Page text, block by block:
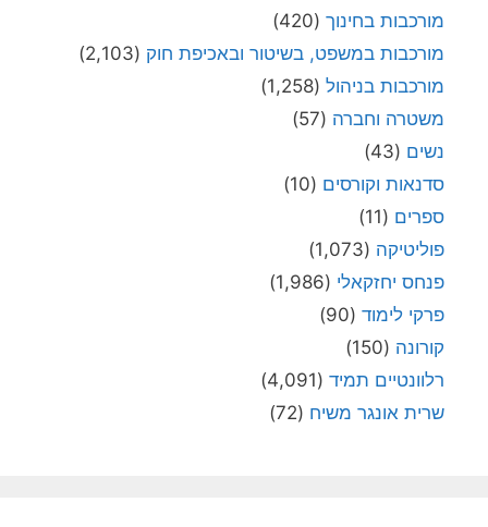
מורכבות בחינוך (420)
מורכבות במשפט, בשיטור ובאכיפת חוק (2,103)
מורכבות בניהול (1,258)
משטרה וחברה (57)
נשים (43)
סדנאות וקורסים (10)
ספרים (11)
פוליטיקה (1,073)
פנחס יחזקאלי (1,986)
פרקי לימוד (90)
קורונה (150)
רלוונטיים תמיד (4,091)
שרית אונגר משיח (72)